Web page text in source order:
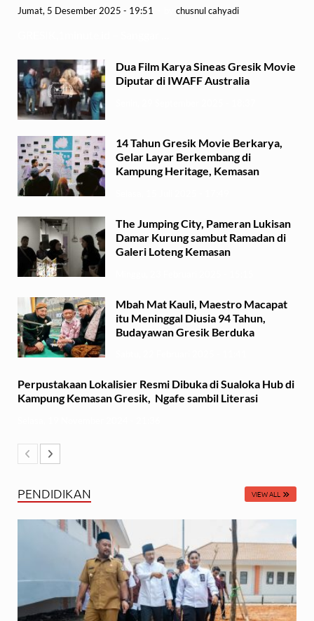
Jumat, 5 Desember 2025 - 19:51 chusnul cahyadi
Dua Film Karya Sineas Gresik Movie
Diputar di IWAFF Australia
14 Tahun Gresik Movie Berkarya,
Gelar Layar Berkembang di
Kampung Heritage, Kemasan
The Jumping City, Pameran Lukisan
Damar Kurung sambut Ramadan di
Galeri Loteng Kemasan
Mbah Mat Kauli, Maestro Macapat
itu Meninggal Diusia 94 Tahun,
Budayawan Gresik Berduka
Perpustakaan Lokalisier Resmi Dibuka di Sualoka Hub di
Kampung Kemasan Gresik, Ngafe sambil Literasi
PENDIDIKAN VIEW ALL